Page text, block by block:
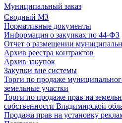
Муниципальный заказ
Сводный МЗ
Нормативные документы
Информация о закупках по 44-ФЗ
Отчет о размещении
Архив реестра контрактов
Архив закупок
Закупки вне системы
Торги по продаже
земельные участки
Торги по продаже прав на
собственности Владимирской
Продажа прав на установку